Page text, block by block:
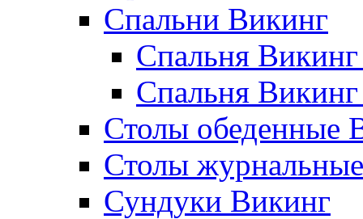
Спальни Викинг
Спальня
Спальня
Столы обеденные
Столы
Сундуки Викинг